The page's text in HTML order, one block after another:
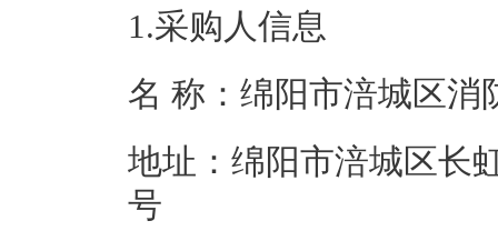
1.采购人信息
名 称：绵阳市涪
地址：绵阳市涪城区长
号